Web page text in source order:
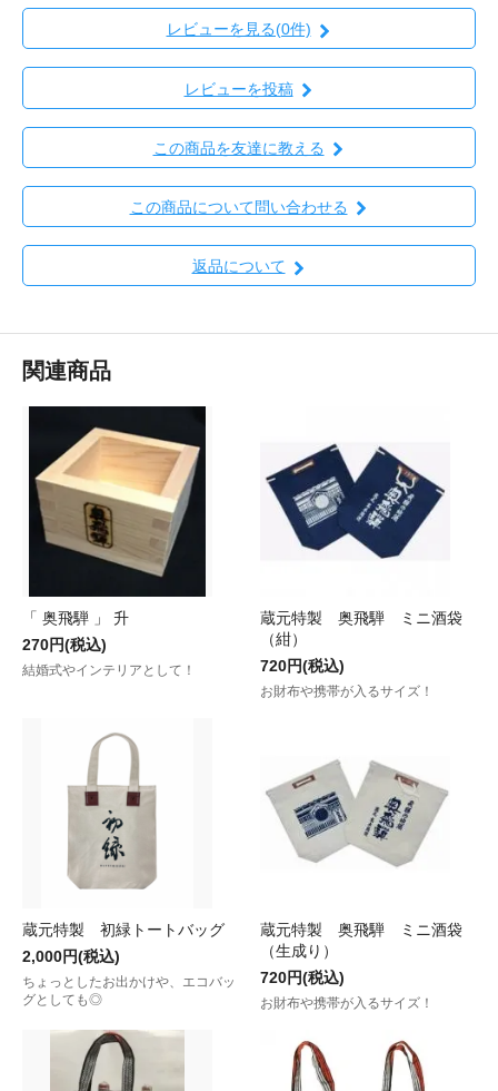
レビューを見る(0件)
レビューを投稿
この商品を友達に教える
この商品について問い合わせる
返品について
関連商品
「 奥飛騨 」 升
270円(税込)
結婚式やインテリアとして！
蔵元特製 奥飛騨 ミニ酒袋
（紺）
720円(税込)
お財布や携帯が入るサイズ！
蔵元特製 初緑トートバッグ
2,000円(税込)
ちょっとしたお出かけや、エコバッ
グとしても◎
蔵元特製 奥飛騨 ミニ酒袋
（生成り）
720円(税込)
お財布や携帯が入るサイズ！